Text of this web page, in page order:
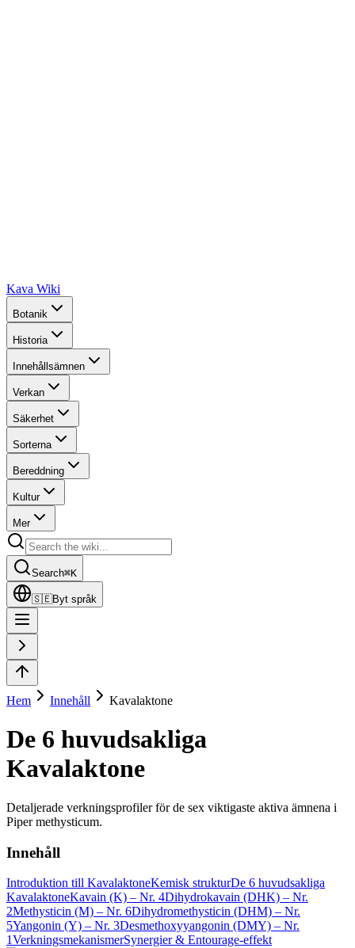
Kava Wiki
Botanik
Historia
Innehållsämnen
Verkan
Säkerhet
Sorterna
Bereddning
Kultur
Mer
Search⌘K
🇸🇪Byt språk
Hem Innehåll Kavalaktone
De 6 huvudsakliga
Kavalaktone
Detaljerade verkningsprofiler för de sex viktigaste aktiva ämnena i
Piper methysticum.
Innehåll
Introduktion till KavalaktoneKemisk strukturDe 6 huvudsakliga
KavalaktoneKavain (K) – Nr. 4Dihydrokavain (DHK) – Nr.
2Methysticin (M) – Nr. 6Dihydromethysticin (DHM) – Nr.
5Yangonin (Y) – Nr. 3Desmethoxyyangonin (DMY) – Nr.
1VerkningsmekanismerSynergier & Entourage-effekt